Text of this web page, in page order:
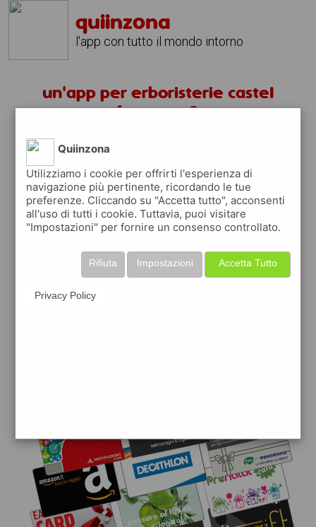
quiinzona
l'app con tutto il mondo intorno
un'app per erboristerie castel
frentano ?
scarica gratis app
quiinzona è una app
gratuita
che ti aiuta se cerchi 'un'app per
premia ogni volta che la usi
raccogli punti da convertire inbuoni sconto
Quiinzona
Utilizziamo i cookie per offrirti l'esperienza di
navigazione più pertinente, ricordando le tue
preferenze. Cliccando su "Accetta tutto", acconsenti
all'uso di tutti i cookie. Tuttavia, puoi visitare
"Impostazioni" per fornire un consenso controllato.
Accetta Tutto
Impostazioni
Rifiuta
Privacy Policy